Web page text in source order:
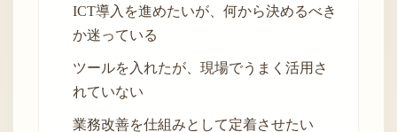
ICT導入を進めたいが、何から決めるべき
か迷っている
ツールを入れたが、現場でうまく活用さ
れていない
業務改善を仕組みとして定着させたい